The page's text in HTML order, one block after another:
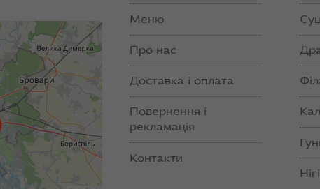
Меню
Про нас
Доставка і оплата
Повернення і
рекламація
Контакти